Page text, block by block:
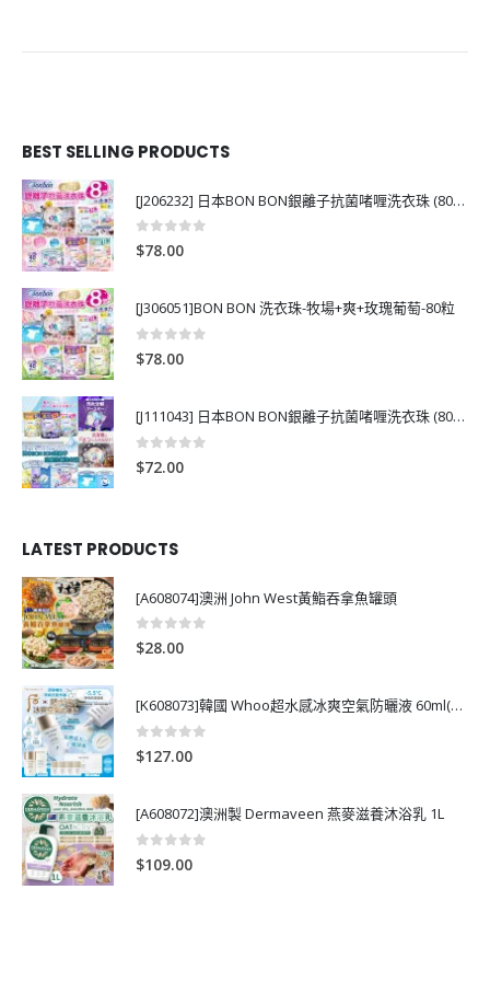
BEST SELLING PRODUCTS
[J206232] 日本BON BON銀離子抗菌啫喱洗衣珠 (80粒)
0out of 5
$78.00
[J306051]BON BON 洗衣珠-牧場+爽+玫瑰葡萄-80粒
0out of 5
$78.00
[J111043] 日本BON BON銀離子抗菌啫喱洗衣珠 (80粒)
0
$72.00
LATEST PRODUCTS
[A608074]澳洲 John West黃鮨吞拿魚罐頭
0 out of 5
$28.00
[K608073]韓國 Whoo超水感冰爽空氣防曬液 60ml(送13ml*4支)
0 out of 5
$127.00
[A608072]澳洲製 Dermaveen 燕麥滋養沐浴乳 1L
0 out of 5
$109.00